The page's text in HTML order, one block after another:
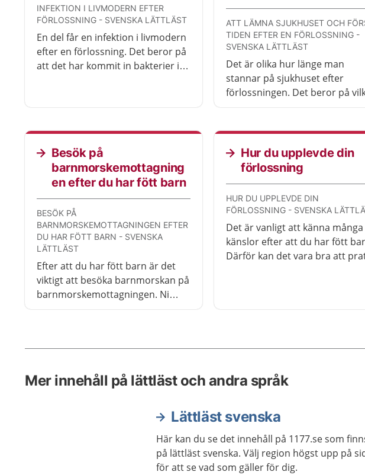
INFEKTION I LIVMODERN EFTER
FÖRLOSSNING - SVENSKA LÄTTLÄST
En del får en infektion i livmodern
efter en förlossning. Det beror på
att det har kommit in bakterier i
ATT LÄMNA SJUKHUSET OCH
TIDEN EFTER EN FÖRLOSSNING -
SVENSKA LÄTTLÄST
Det är olika hur länge man
stannar på sjukhuset efter
förlossningen. Det beror på
med barnet kan du kontakta
sjukhuset om du behöver.
Besök på
barnmorskemottagning
en efter du har fött barn
BESÖK PÅ
BARNMORSKEMOTTAGNINGEN EFTER
DU HAR FÖTT BARN - SVENSKA
LÄTTLÄST
Efter att du har fött barn är det
viktigt att besöka barnmorskan på
barnmorskemottagningen. Ni
Hur du upplevde din
förlossning
HUR DU UPPLEVDE DIN
FÖRLOSSNING - SVENSKA
Det är vanligt att känna många
känslor efter att du har fött
Därför kan det vara bra att
Mer innehåll på lättläst och andra språk
Lättläst svenska
Här kan du se det innehåll på 1177.se som
på lättläst svenska. Välj region högst upp på
för att se vad som gäller för dig.